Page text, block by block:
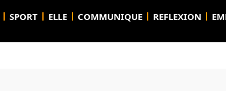
SPORT ELLE COMMUNIQUE REFLEXION